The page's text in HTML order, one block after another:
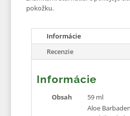
pokožku.
Informácie
Recenzie
Informácie
Obsah
59 ml
Aloe